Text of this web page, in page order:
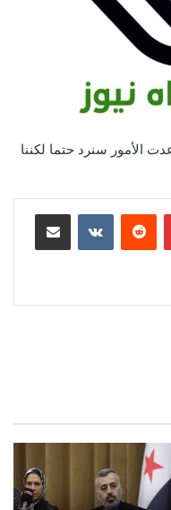
الأمور سنرد حتما لكننا
بينتيريست مشاركة عبر البريد